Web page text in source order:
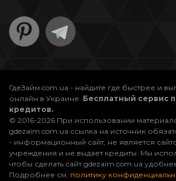
ГдеЗайм.com.ua - найдите где быстрее и
онлайн в Украине. Бесплатный сервис
кредитов.
© 2016-2026 При использовании
gdezaim.com.ua ссылка на источник
- информационный сайт, не является
учреждения и не выдает кредиты. Мы
чтобы сделать сайт gdezaim.com.ua
Подробнее см. политику